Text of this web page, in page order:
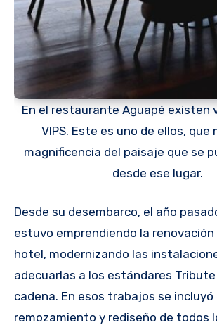
En el restaurante Aguapé existen
VIPS. Este es uno de ellos, que
magnificencia del paisaje que se
desde ese lugar.
Desde su desembarco, el año
estuvo emprendiendo la
hotel, modernizando las
adecuarlas a los estándares
cadena. En esos trabajos se incluyó
remozamiento y rediseño de todos